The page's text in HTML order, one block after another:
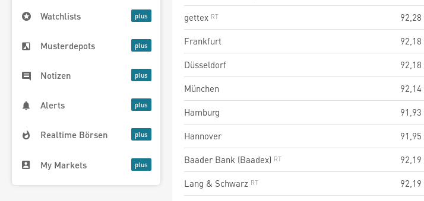
Watchlists
Musterdepots
Notizen
Alerts
Realtime Börsen
My Markets
gettex
92,28
Frankfurt
92,18
Düsseldorf
92,18
München
92,14
Hamburg
91,93
Hannover
91,95
Baader Bank (Baadex)
92,19
Lang & Schwarz
92,19